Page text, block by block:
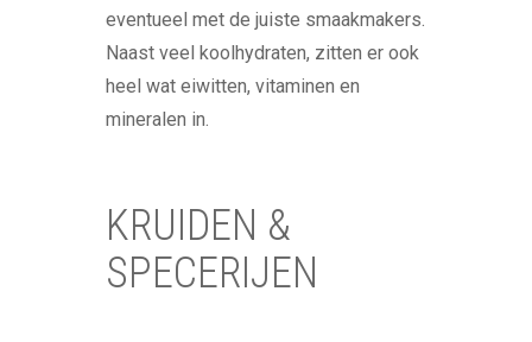
eventueel met de juiste smaakmakers.
Naast veel koolhydraten, zitten er ook
heel wat eiwitten, vitaminen en
mineralen in.
KRUIDEN &
SPECERIJEN